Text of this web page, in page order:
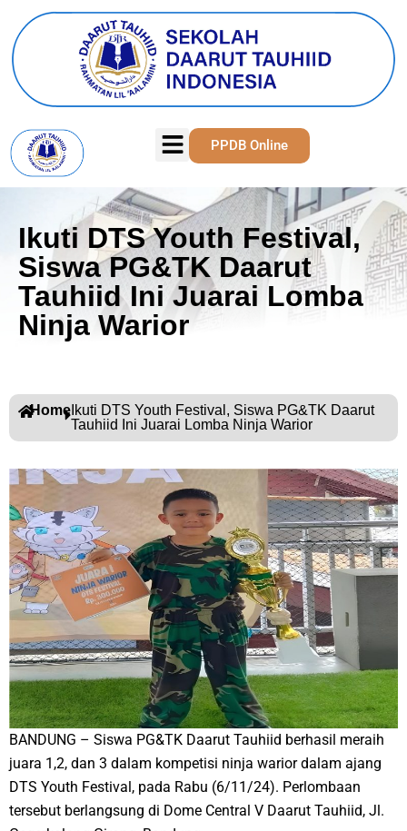
PPDB Online
Ikuti DTS Youth Festival,
Siswa PG&TK Daarut
Tauhiid Ini Juarai Lomba
Ninja Warior
HomeIkuti DTS Youth Festival, Siswa PG&TK Daarut
Tauhiid Ini Juarai Lomba Ninja Warior
BANDUNG – Siswa PG&TK Daarut Tauhiid berhasil meraih
juara 1,2, dan 3 dalam kompetisi ninja warior dalam ajang
DTS Youth Festival, pada Rabu (6/11/24). Perlombaan
tersebut berlangsung di Dome Central V Daarut Tauhiid, Jl.